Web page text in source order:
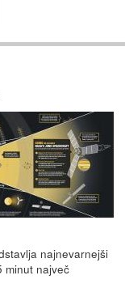
najnevarnejši
minut največ